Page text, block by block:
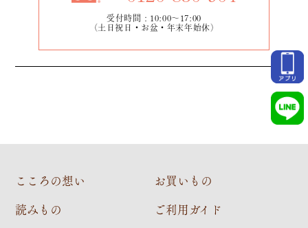
受付時間：10:00～17:00
（土日祝日・お盆・年末年始休）
こころの想い
読みもの
お買いもの
ご利用ガイド